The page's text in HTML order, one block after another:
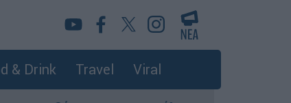
& Drink Travel Viral